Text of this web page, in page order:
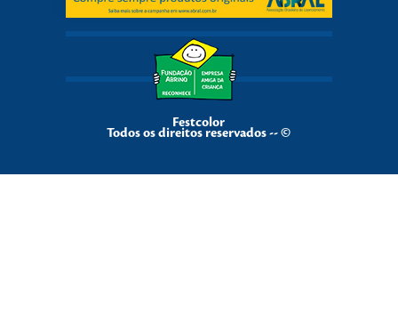
Festcolor
Todos os direitos reservados -- ©